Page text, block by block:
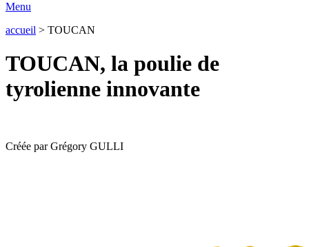
Menu
accueil > TOUCAN
TOUCAN, la poulie de
tyrolienne innovante
Créée par Grégory GULLI